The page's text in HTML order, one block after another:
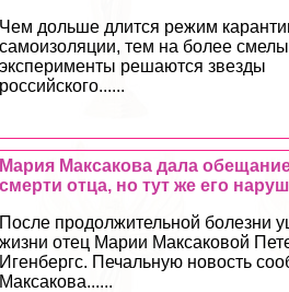
Чем дольше длится режим
самоизоляции, тем на более
эксперименты решаются звезды
российского......
Мария Максакова дала
cмepти отца, но тут же его
После продолжительной болезни
жизни отец Марии Максаковой
Игенбергс. Печальную новость
Максакова......